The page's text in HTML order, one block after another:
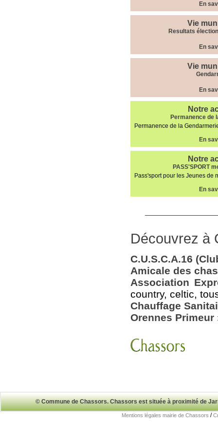
En
Vie
Resultats
En
Vie
En
Notre
Permanence de
Permanence de la
En
Notre
PASS'SPORT
Pass'sport pour les Jeunes de
En
Découvrez à
C.U.S.C.A.16
Amicale des
Association
country, celtic,
Chauffage
Orennes Primeur
© Commune de Chassors. Chassors est située à proximité de
Mentions légales mairie de Chassors /